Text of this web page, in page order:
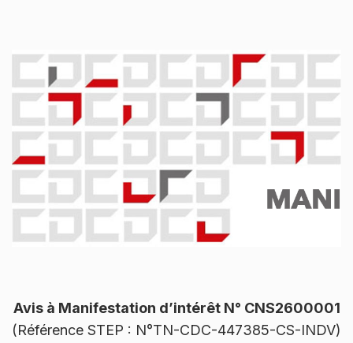
Avis à Manifestation d’intérêt N° CNS2600001
(Référence STEP : N°TN-CDC-447385-CS-INDV)